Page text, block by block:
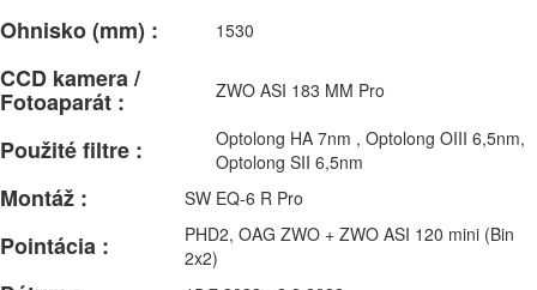
Ohnisko (mm) : 1530
CCD kamera /
Fotoaparát : ZWO ASI 183 MM Pro
Použité filtre :
Optolong HA 7nm , Optolong OIII 6,5nm,
Optolong SII 6,5nm
Montáž : SW EQ-6 R Pro
Pointácia :
PHD2, OAG ZWO + ZWO ASI 120 mini (Bin
2x2)